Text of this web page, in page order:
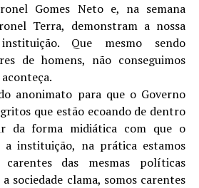
Gomes Neto e, na semana
Terra, demonstram a nossa
Que mesmo sendo
de homens, não conseguimos
anonimato para que o Governo
que estão ecoando de dentro
da forma midiática com que o
a instituição, na prática estamos
carentes das mesmas políticas
sociedade clama, somos carentes